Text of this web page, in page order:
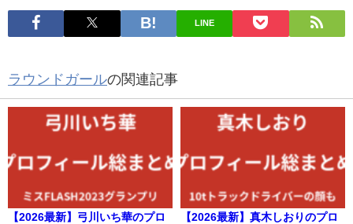
LINE
ラウンドガールの関連記事
【2026最新】弓川いち華のプロ 【2026最新】真木しおりのプロ